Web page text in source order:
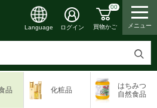
検
す
Language ログイン
00
買物かご メニュー
品 化粧品
はちみつ
自然食品